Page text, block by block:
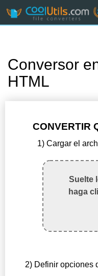
Conversor
HTML
CONVERTIR
1) Cargar el
Suelte
haga
2) Definir opciones